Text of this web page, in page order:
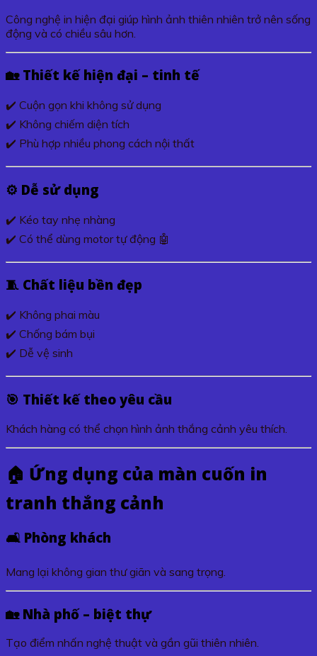
Công nghệ in hiện đại giúp hình ảnh thiên nhiên trở nên sống
động và có chiều sâu hơn.
🏡 Thiết kế hiện đại – tinh tế
✔️ Cuộn gọn khi không sử dụng
✔️ Không chiếm diện tích
✔️ Phù hợp nhiều phong cách nội thất
⚙️ Dễ sử dụng
✔️ Kéo tay nhẹ nhàng
✔️ Có thể dùng motor tự động 🤖
🧵 Chất liệu bền đẹp
✔️ Không phai màu
✔️ Chống bám bụi
✔️ Dễ vệ sinh
🎯 Thiết kế theo yêu cầu
Khách hàng có thể chọn hình ảnh thắng cảnh yêu thích.
🏠 Ứng dụng của màn cuốn in
tranh thắng cảnh
🛋️ Phòng khách
Mang lại không gian thư giãn và sang trọng.
🏡 Nhà phố – biệt thự
Tạo điểm nhấn nghệ thuật và gần gũi thiên nhiên.